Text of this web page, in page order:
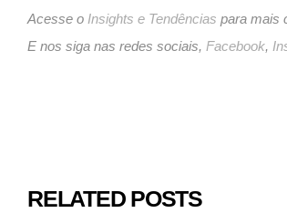
Acesse o Insights e Tendências para mais
E nos siga nas redes sociais, Facebook,
RELATED POSTS